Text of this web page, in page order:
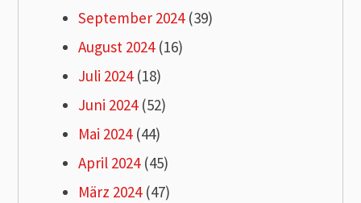
September 2024(39)
August 2024(16)
Juli 2024(18)
Juni 2024(52)
Mai 2024(44)
April 2024(45)
März 2024(47)